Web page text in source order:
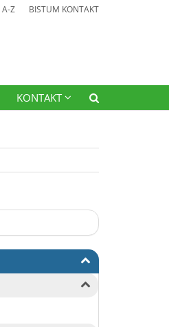
A-Z BISTUM KONTAKT
KONTAKT